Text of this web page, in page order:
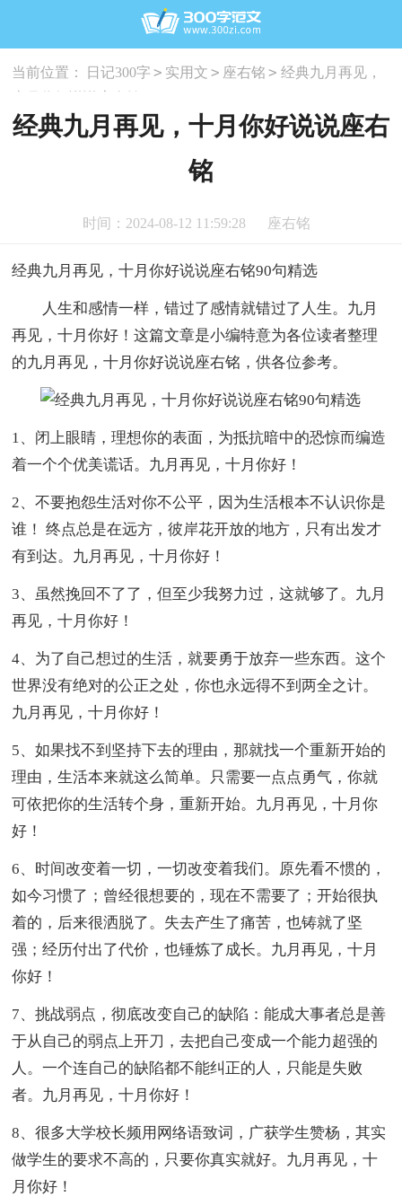
当前位置： 日记300字 > 实用文 > 座右铭 > 经典九月再见，
经典九月再见，十月你好说说座右
铭
时间：2024-08-12 11:59:28 座右铭
经典九月再见，十月你好说说座右铭90句精选
人生和感情一样，错过了感情就错过了人生。九月
再见，十月你好！这篇文章是小编特意为各位读者整理
的九月再见，十月你好说说座右铭，供各位参考。
1、闭上眼睛，理想你的表面，为抵抗暗中的恐惊而编造
着一个个优美谎话。九月再见，十月你好！
2、不要抱怨生活对你不公平，因为生活根本不认识你是
谁！ 终点总是在远方，彼岸花开放的地方，只有出发才
有到达。九月再见，十月你好！
3、虽然挽回不了了，但至少我努力过，这就够了。九月
再见，十月你好！
4、为了自己想过的生活，就要勇于放弃一些东西。这个
世界没有绝对的公正之处，你也永远得不到两全之计。
九月再见，十月你好！
5、如果找不到坚持下去的理由，那就找一个重新开始的
理由，生活本来就这么简单。只需要一点点勇气，你就
可依把你的生活转个身，重新开始。九月再见，十月你
好！
6、时间改变着一切，一切改变着我们。原先看不惯的，
如今习惯了；曾经很想要的，现在不需要了；开始很执
着的，后来很洒脱了。失去产生了痛苦，也铸就了坚
强；经历付出了代价，也锤炼了成长。九月再见，十月
你好！
7、挑战弱点，彻底改变自己的缺陷：能成大事者总是善
于从自己的弱点上开刀，去把自己变成一个能力超强的
人。一个连自己的缺陷都不能纠正的人，只能是失败
者。九月再见，十月你好！
8、很多大学校长频用网络语致词，广获学生赞杨，其实
做学生的要求不高的，只要你真实就好。九月再见，十
月你好！